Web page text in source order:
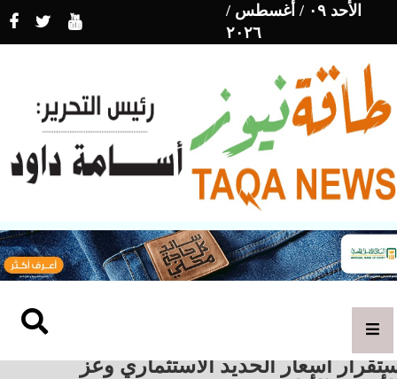
الأحد ٠٩ / أغسطس /
٢٠٢٦
أسعار الحديد الاستثماري وعز